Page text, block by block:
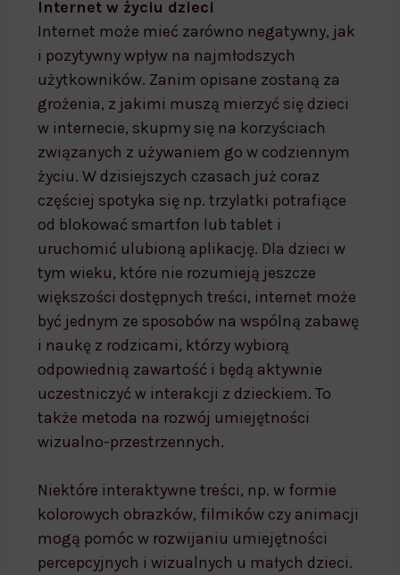
Internet w życiu dzieci
Internet może mieć zarówno negatywny, jak
i pozytywny wpływ na najmłodszych
użytkowników. Zanim opisane zostaną za
grożenia, z jakimi muszą mierzyć się dzieci
w internecie, skupmy się na korzyściach
związanych z używaniem go w codziennym
życiu. W dzisiejszych czasach już coraz
częściej spotyka się np. trzylatki potrafiące
od blokować smartfon lub tablet i
uruchomić ulubioną aplikację. Dla dzieci w
tym wieku, które nie rozumieją jeszcze
większości dostępnych treści, internet może
być jednym ze sposobów na wspólną zabawę
i naukę z rodzicami, którzy wybiorą
odpowiednią zawartość i będą aktywnie
uczestniczyć w interakcji z dzieckiem. To
także metoda na rozwój umiejętności
wizualno-przestrzennych.
Niektóre interaktywne treści, np. w formie
kolorowych obrazków, filmików czy animacji
mogą pomóc w rozwijaniu umiejętności
percepcyjnych i wizualnych u małych dzieci.